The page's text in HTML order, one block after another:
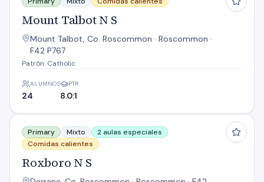
Mount Talbot N S
Mount Talbot, Co. Roscommon · Roscommon ·
F42 P767
Patrón: Catholic
ALUMNOS
24
PTR
8.0:1
Roxboro N S
Primary Mixto
2 aulas especiales
Comidas calientes
Roxboro N S